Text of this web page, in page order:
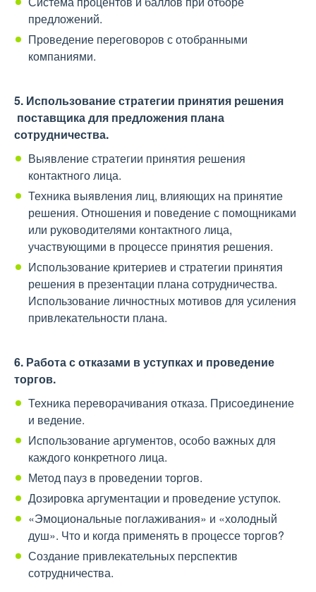
предложений.
Проведение переговоров с отобранными
компаниями.
5. Использование стратегии принятия решения
поставщика для предложения плана
сотрудничества.
Выявление стратегии принятия решения
контактного лица.
Техника выявления лиц, влияющих на принятие
решения. Отношения и поведение с помощниками
или руководителями контактного лица,
участвующими в процессе принятия решения.
Использование критериев и стратегии принятия
решения в презентации плана сотрудничества.
Использование личностных мотивов для усиления
привлекательности плана.
6. Работа с отказами в уступках и проведение
торгов.
Техника переворачивания отказа. Присоединение
и ведение.
Использование аргументов, особо важных для
каждого конкретного лица.
Метод пауз в проведении торгов.
Дозировка аргументации и проведение уступок.
«Эмоциональные поглаживания» и «холодный
душ». Что и когда применять в процессе торгов?
Создание привлекательных перспектив
сотрудничества.